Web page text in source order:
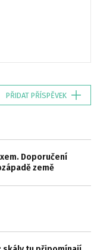
PŘIDAT PŘÍSPĚVEK
Doporučení
země